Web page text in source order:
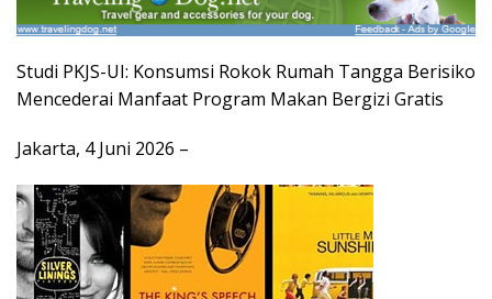
Studi PKJS-UI: Konsumsi Rokok Rumah Tangga Berisiko
Mencederai Manfaat Program Makan Bergizi Gratis
Jakarta, 4 Juni 2026 –